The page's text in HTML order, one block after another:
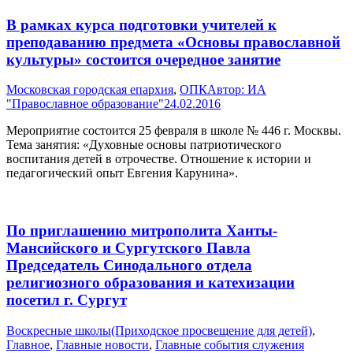
В рамках курса подготовки учителей к
преподаванию предмета «Основы православной
культуры» состоится очередное занятие
Московская городская епархия, ОПКАвтор: ИА
"Православное образование"24.02.2016
Мероприятие состоится 25 февраля в школе № 446 г. Москвы.
Тема занятия: «Духовные основы патриотического
воспитания детей в отрочестве. Отношение к истории и
педагогический опыт Евгения Карунина».
По приглашению митрополита Ханты-
Мансийского и Сургутского Павла
Председатель Синодального отдела
религиозного образования и катехизации
посетил г. Сургут
Воскресные школы(Приходское просвещение для детей),
Главное, Главные новости, Главные события служения